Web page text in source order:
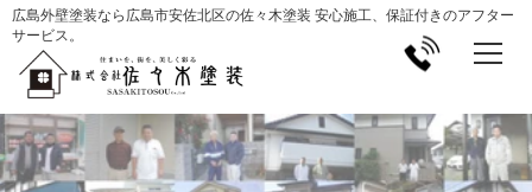
広島外壁塗装なら広島市安佐北区の佐々木塗装 安心施工、保証付きのアフター
サービス。